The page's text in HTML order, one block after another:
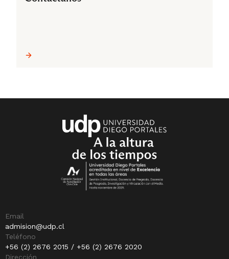
Email
admision@udp.cl
Teléfono
+56 (2) 2676 2015 / +56 (2) 2676 2020
Dirección